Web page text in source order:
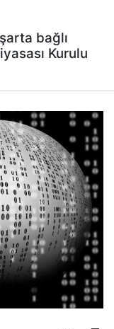
bağlı
Kurulu